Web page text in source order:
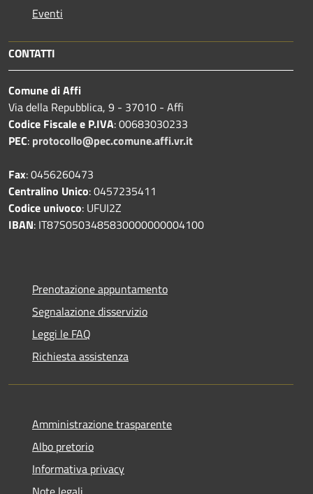
Eventi
CONTATTI
Comune di Affi
Via della Repubblica, 9 - 37010 - Affi
Codice Fiscale e P.IVA: 00683030233
PEC: protocollo@pec.comune.affi.vr.it
Fax: 0456260473
Centralino Unico: 0457235411
Codice univoco: UFUI2Z
IBAN: IT87S0503485830000000004100
Prenotazione appuntamento
Segnalazione disservizio
Leggi le FAQ
Richiesta assistenza
Amministrazione trasparente
Albo pretorio
Informativa privacy